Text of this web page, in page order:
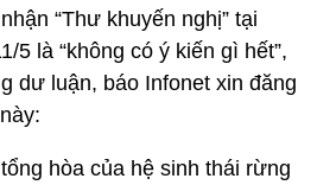
“Thư khuyến nghị” tại
5 là “không có ý kiến gì hết”,
dư luận, báo Infonet xin đăng
hòa của hệ sinh thái rừng